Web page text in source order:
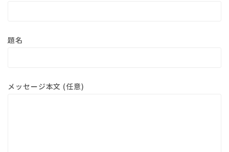
題名
メッセージ本文 (任意)